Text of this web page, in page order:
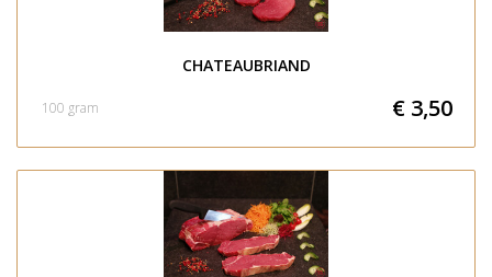
CHATEAUBRIAND
€ 3,50
100 gram